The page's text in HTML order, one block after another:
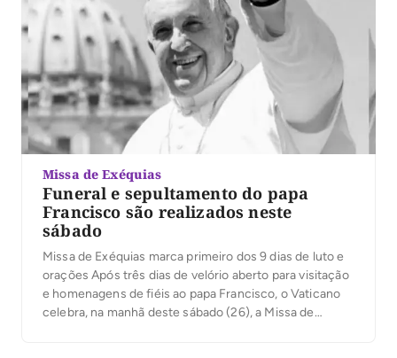
Missa de Exéquias
Funeral e sepultamento do papa
Francisco são realizados neste
sábado
Missa de Exéquias marca primeiro dos 9 dias de luto e
orações Após três dias de velório aberto para visitação
e homenagens de fiéis ao papa Francisco, o Vaticano
celebra, na manhã deste sábado (26), a Missa de